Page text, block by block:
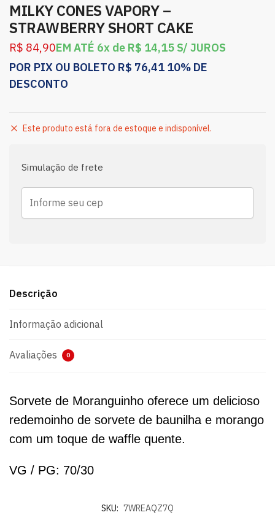
MILKY CONES VAPORY –
STRAWBERRY SHORT CAKE
R$ 84,90EM ATÉ 6x de R$ 14,15 S/ JUROS
POR PIX OU BOLETO R$ 76,41 10% DE
DESCONTO
Este produto está fora de estoque e indisponível.
Simulação de frete
Descrição
Informação adicional
Avaliações 0
Sorvete de Moranguinho oferece um delicioso
redemoinho de sorvete de baunilha e morango
com um toque de waffle quente.
VG / PG: 70/30
SKU: 7WREAQZ7Q